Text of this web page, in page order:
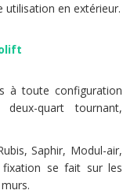
en extérieur.
à toute configuration
quart tournant,
Saphir, Modul-air,
se fait sur les